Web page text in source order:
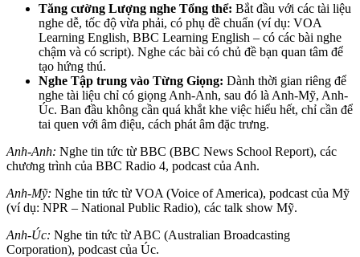
Tăng cường Lượng nghe Tổng thể: Bắt đầu với các tài liệu
nghe dễ, tốc độ vừa phải, có phụ đề chuẩn (ví dụ: VOA
Learning English, BBC Learning English – có các bài nghe
chậm và có script). Nghe các bài có chủ đề bạn quan tâm để
tạo hứng thú.
Nghe Tập trung vào Từng Giọng: Dành thời gian riêng để
nghe tài liệu chỉ có giọng Anh-Anh, sau đó là Anh-Mỹ, Anh-
Úc. Ban đầu không cần quá khắt khe việc hiểu hết, chỉ cần để
tai quen với âm điệu, cách phát âm đặc trưng.
Anh-Anh: Nghe tin tức từ BBC (BBC News School Report), các
chương trình của BBC Radio 4, podcast của Anh.
Anh-Mỹ: Nghe tin tức từ VOA (Voice of America), podcast của Mỹ
(ví dụ: NPR – National Public Radio), các talk show Mỹ.
Anh-Úc: Nghe tin tức từ ABC (Australian Broadcasting
Corporation), podcast của Úc.